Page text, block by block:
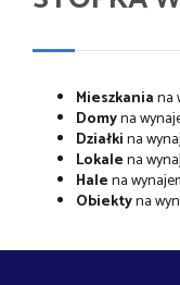
Mieszkaniana
Domyna
Działkina
Lokalena
Halena
Obiektyna